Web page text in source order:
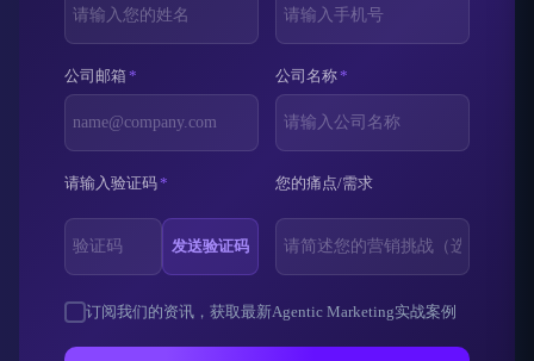
公司邮箱* 公司名称*
请输入验证码*
发送验证码
您的痛点/需求
订阅我们的资讯，获取最新Agentic Marketing实战案例